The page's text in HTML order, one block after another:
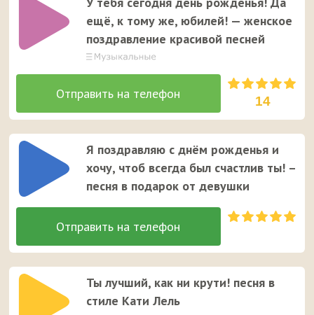
ещё, к тому же, юбилей! — женское
поздравление красивой песней
14
Я поздравляю с днём рожденья и
хочу, чтоб всегда был счастлив ты! –
песня в подарок от девушки
Ты лучший, как ни крути! песня в
стиле Кати Лель